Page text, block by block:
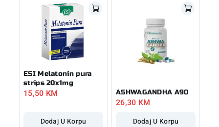
ESI Melatonin pura
strips 20x1mg
15,50 KM
Dodaj U Korpu
ASHWAGANDHA A90
26,30 KM
Dodaj U Korpu